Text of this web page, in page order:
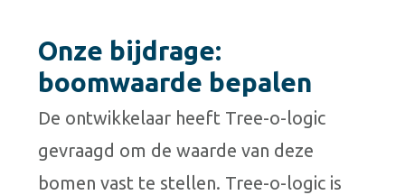
Onze bijdrage:
boomwaarde bepalen
De ontwikkelaar heeft Tree-o-logic
gevraagd om de waarde van deze
bomen vast te stellen. Tree-o-logic is